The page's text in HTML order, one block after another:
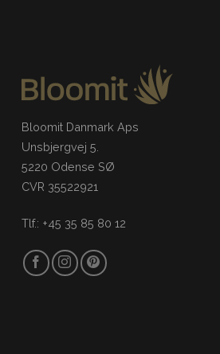
Bloomit Danmark Aps
Unsbjergvej 5.
5220 Odense SØ
CVR 35522921
Tlf.: +45 35 85 80 12